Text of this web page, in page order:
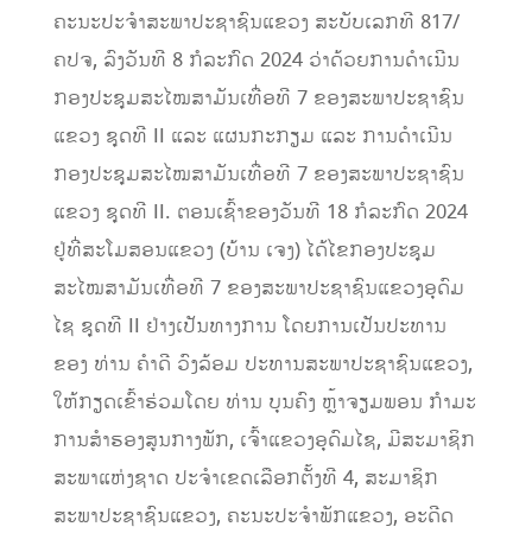
ຄະນະປະຈໍາສະພາປະຊາຊົນແຂວງ ສະບັບເລກທີ 817/
ຄປຈ, ລົງວັນທີ 8 ກໍລະກົດ 2024 ວ່າດ້ວຍການດໍາເນີນ
ກອງປະຊຸມສະໄໝສາມັນເທື່ອທີ 7 ຂອງສະພາປະຊາຊົນ
ແຂວງ ຊຸດທີ II ແລະ ແຜນກະກຽມ ແລະ ການດໍາເນີນ
ກອງປະຊຸມສະໄໝສາມັນເທື່ອທີ 7 ຂອງສະພາປະຊາຊົນ
ແຂວງ ຊຸດທີ II. ຕອນເຊົ້າຂອງວັນທີ 18 ກໍລະກົດ 2024
ຢູ່ທີ່ສະໂມສອນແຂວງ (ບ້ານ ເຈງ) ໄດ້ໄຂກອງປະຊຸມ
ສະໄໝສາມັນເທື່ອທີ 7 ຂອງສະພາປະຊາຊົນແຂວງອຸດົມ
ໄຊ ຊຸດທີ II ຢ່າງເປັນທາງການ ໂດຍການເປັນປະທານ
ຂອງ ທ່ານ ຄໍາດີ ວົງລ້ອມ ປະທານສະພາປະຊາຊົນແຂວງ,
ໃຫ້ກຽດເຂົ້າຮ່ວມໂດຍ ທ່ານ ບຸນຄົງ ຫຼ້າຈຽມພອນ ກໍາມະ
ການສໍາຮອງສູນກາງພັກ, ເຈົ້າແຂວງອຸດົມໄຊ, ມີສະມາຊິກ
ສະພາແຫ່ງຊາດ ປະຈໍາເຂດເລືອກຕັ້ງທີ 4, ສະມາຊິກ
ສະພາປະຊາຊົນແຂວງ, ຄະນະປະຈໍາພັກແຂວງ, ອະດີດ